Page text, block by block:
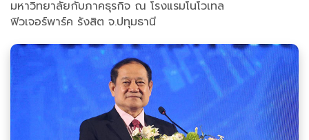
มหาวิทยาลัยกับภาคธุรกิจ ณ โรงแรมโนโวเทล
ฟิวเจอร์พาร์ค รังสิต จ.ปทุมธานี